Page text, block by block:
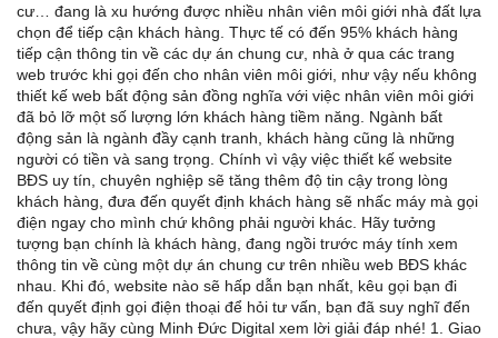
cư… đang là xu hướng được nhiều nhân viên môi giới nhà đất lựa
chọn để tiếp cận khách hàng. Thực tế có đến 95% khách hàng
tiếp cận thông tin về các dự án chung cư, nhà ở qua các trang
web trước khi gọi đến cho nhân viên môi giới, như vậy nếu không
thiết kế web bất động sản đồng nghĩa với việc nhân viên môi giới
đã bỏ lỡ một số lượng lớn khách hàng tiềm năng. Ngành bất
động sản là ngành đầy cạnh tranh, khách hàng cũng là những
người có tiền và sang trọng. Chính vì vậy việc thiết kế website
BĐS uy tín, chuyên nghiệp sẽ tăng thêm độ tin cậy trong lòng
khách hàng, đưa đến quyết định khách hàng sẽ nhấc máy mà gọi
điện ngay cho mình chứ không phải người khác. Hãy tưởng
tượng bạn chính là khách hàng, đang ngồi trước máy tính xem
thông tin về cùng một dự án chung cư trên nhiều web BĐS khác
nhau. Khi đó, website nào sẽ hấp dẫn bạn nhất, kêu gọi bạn đi
đến quyết định gọi điện thoại để hỏi tư vấn, bạn đã suy nghĩ đến
chưa, vậy hãy cùng Minh Đức Digital xem lời giải đáp nhé! 1. Giao